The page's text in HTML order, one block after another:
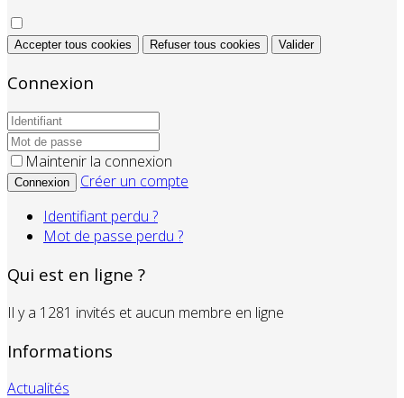
Accepter tous cookies Refuser tous cookies Valider
Connexion
Maintenir la connexion
Connexion
Créer un compte
Identifiant perdu ?
Mot de passe perdu ?
Qui est en ligne ?
Il y a 1281 invités et aucun membre en ligne
Informations
Actualités